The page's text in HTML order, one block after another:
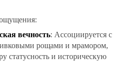
вечность: Ассоциируется с
рощами и мрамором,
статусность и историческую